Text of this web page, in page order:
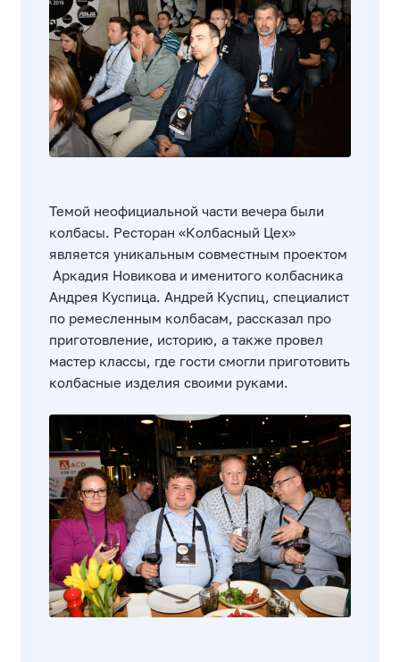
Темой неофициальной части вечера были
колбасы. Ресторан «Колбасный Цех»
является уникальным совместным проектом
Аркадия Новикова и именитого колбасника
Андрея Куспица. Андрей Куспиц, специалист
по ремесленным колбасам, рассказал про
приготовление, историю, а также провел
мастер классы, где гости смогли приготовить
колбасные изделия своими руками.